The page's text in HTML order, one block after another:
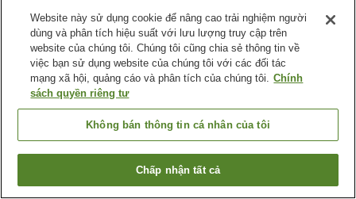
Tuyệt vời Đánh giá:138 lượt
Tiện nghi chỗ nghỉ
Quầy ăn nhẹ về đêm
Tìm phòng trống
Website này sử dụng cookie để nâng cao trải nghiệm người
dùng và phân tích hiệu suất với lưu lượng truy cập trên
website của chúng tôi. Chúng tôi cũng chia sẻ thông tin về
việc bạn sử dụng website của chúng tôi với các đối tác
mạng xã hội, quảng cáo và phân tích của chúng tôi. Chính
sách quyền riêng tư
Không bán thông tin cá nhân của tôi
Chấp nhận tất cả